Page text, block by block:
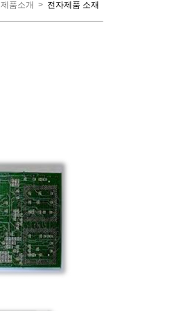
제품소개 > 전자제품 소재